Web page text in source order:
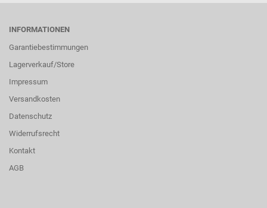
INFORMATIONEN
Garantiebestimmungen
Lagerverkauf/Store
Impressum
Versandkosten
Datenschutz
Widerrufsrecht
Kontakt
AGB